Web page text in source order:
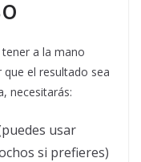
a la mano
el resultado sea
necesitarás:
usar
si prefieres)